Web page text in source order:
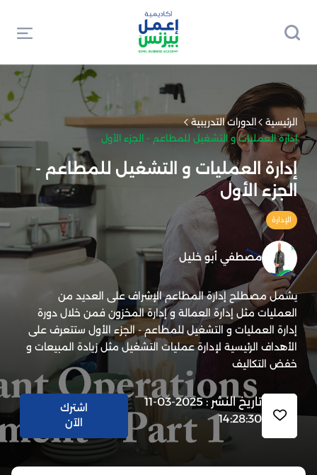
الرئيسية
الدورات التدريبية
إدارة العمليات و التشغيل للمطاعم - الجزء الأول
إدارة العمليات و التشغيل للمطاعم -
الجزء الأول
الإدارة
مصطفي أبو خليل
يشمل مصطلح إدارة المطاعم الإشراف على العديد من
العمليات مثل إدارة العمالة و إدارة المخزون فمن خلال دورة
إدارة العمليات و التشغيل للمطاعم - الجزء الأول ستتعرف على
الأهداف الرئيسية لإدارة عمليات التشغيل مثل زيادة المبيعات و
خفض التكاليف
تاريخ النشر : 2025-03-11
14:28:30
اشترك
الآن